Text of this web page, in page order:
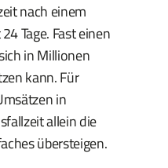
nach einem
Tage. Fast einen
in Millionen
kann. Für
in
allein die
übersteigen.